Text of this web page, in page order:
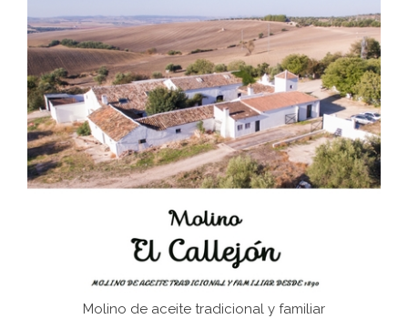
Bornos
El Frente Popular. Ubrique, febrero-julio 1936
Juntar las letras. La alfabetización en el campo: del
afán de saber a la autogestión
Historia y vivencias del poblado de Los Hurones
Molino de aceite tradicional y familiar